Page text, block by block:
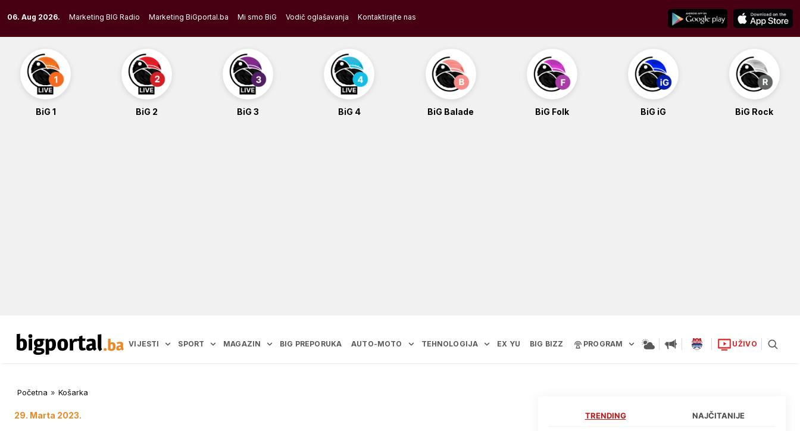
to
content
06. Aug 2026. Marketing BIG Radio Marketing BiGportal.ba Mi smo BiG Vodič oglašavanja Kontaktirajte nas
BiG 1 BiG 2 BiG 3 BiG 4 BiG Balade BiG Folk BiG iG BiG Rock
VIJESTI SPORT MAGAZIN BIG PREPORUKA AUTO-MOTO TEHNOLOGIJA EX YU BIG BIZZ PROGRAM UŽIVO
Početna » Košarka
29. Marta 2023. TRENDING NAJČITANIJE